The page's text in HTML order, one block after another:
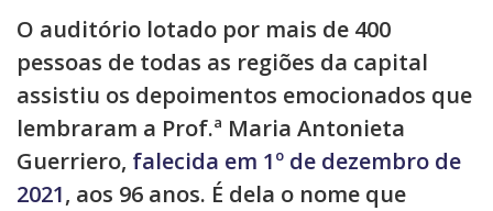
O auditório lotado por mais de 400
pessoas de todas as regiões da capital
assistiu os depoimentos emocionados que
lembraram a Prof.ª Maria Antonieta
Guerriero, falecida em 1º de dezembro de
2021, aos 96 anos. É dela o nome que